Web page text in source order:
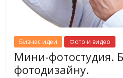
Бизнес идеи Фото и видео
Мини-фотостудия.
фотодизайну.